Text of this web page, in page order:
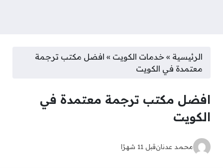
الرئيسية » خدمات الكويت » افضل مكتب ترجمة
معتمدة في الكويت
افضل مكتب ترجمة معتمدة في
الكويت
محمد عدنانقبل 11 شهرًا